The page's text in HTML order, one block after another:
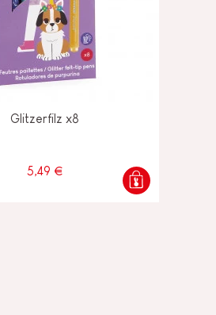
Glitzerfilz x8
5,49 €